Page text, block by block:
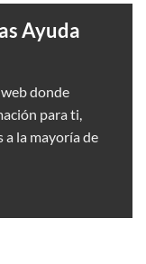
Ayuda
donde
para ti,
la mayoría de